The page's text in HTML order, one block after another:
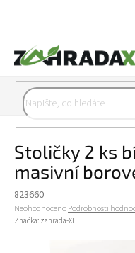
Stoličky 2 ks
masivní
823660
Průměrné hodnocení
NeohodnocenoPodrobnosti
Značka: zahrada-XL